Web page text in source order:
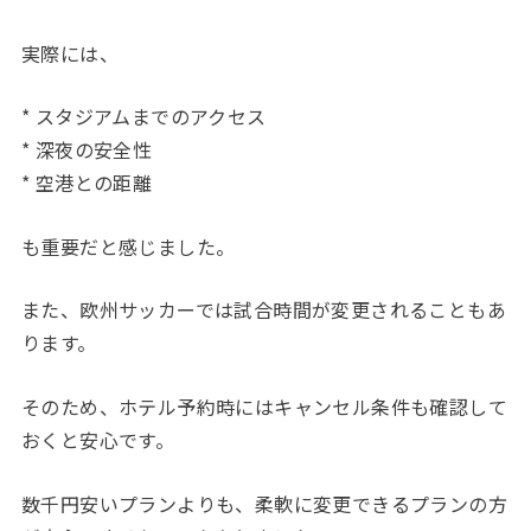
実際には、
* スタジアムまでのアクセス
* 深夜の安全性
* 空港との距離
も重要だと感じました。
また、欧州サッカーでは試合時間が変更されることもあ
ります。
そのため、ホテル予約時にはキャンセル条件も確認して
おくと安心です。
数千円安いプランよりも、柔軟に変更できるプランの方